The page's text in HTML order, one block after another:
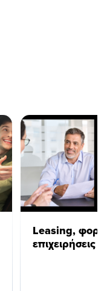
Leasing,
επιχειρήσεις